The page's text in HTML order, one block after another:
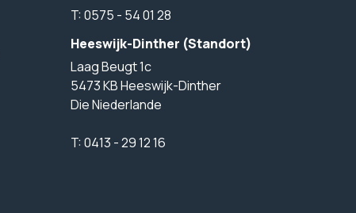
T:0575 - 54 01 28
Heeswijk-Dinther (Standort)
Laag Beugt 1c
5473 KB Heeswijk-Dinther
Die Niederlande
T:0413 - 29 12 16